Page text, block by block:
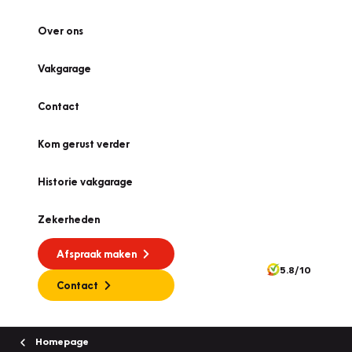
Over ons
Vakgarage
Contact
Kom gerust verder
Historie vakgarage
Zekerheden
Afspraak maken
Contact
5.8/10
Homepage